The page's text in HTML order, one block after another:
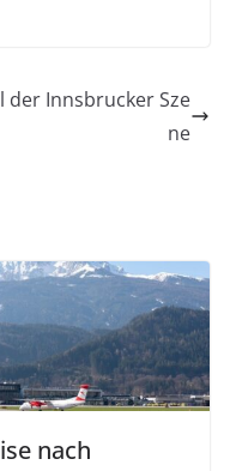
der Innsbrucker Sze
ne
nach